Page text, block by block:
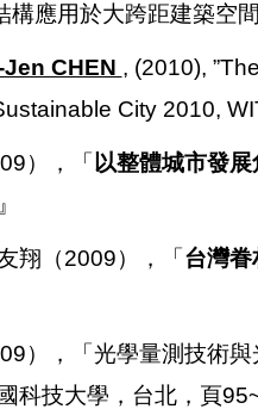
構應用於大跨距建築空
CHEN , (2010),
City 2010,
），「 以整體城市發
翔（2009），「台灣
），「光學量測技術
科技大學，台北，頁